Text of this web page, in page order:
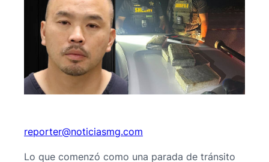
moc.gmsaiciton
@retroper
Lo que comenzó como una parada de tránsito